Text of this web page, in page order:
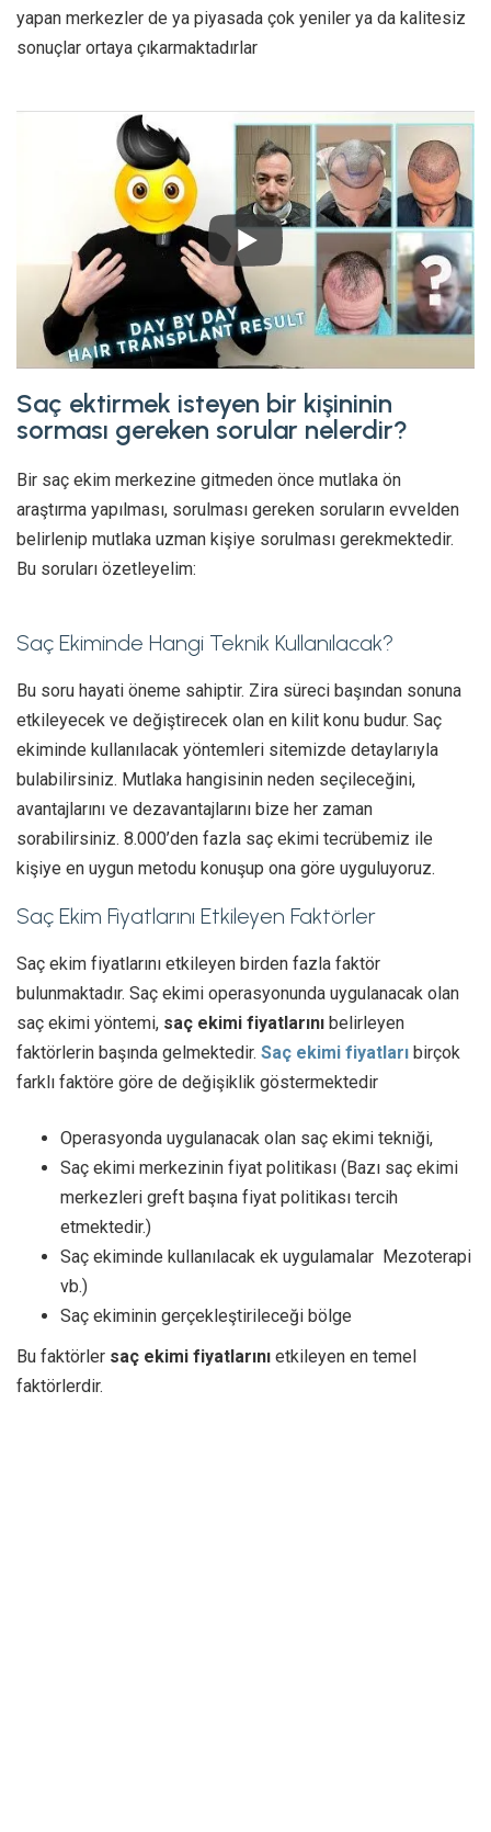
yapan merkezler de ya piyasada çok yeniler ya da kalitesiz
sonuçlar ortaya çıkarmaktadırlar
Saç ektirmek isteyen bir kişininin
sorması gereken sorular nelerdir?
Bir saç ekim merkezine gitmeden önce mutlaka ön
araştırma yapılması, sorulması gereken soruların evvelden
belirlenip mutlaka uzman kişiye sorulması gerekmektedir.
Bu soruları özetleyelim:
Saç Ekiminde Hangi Teknik Kullanılacak?
Bu soru hayati öneme sahiptir. Zira süreci başından sonuna
etkileyecek ve değiştirecek olan en kilit konu budur. Saç
ekiminde kullanılacak yöntemleri sitemizde detaylarıyla
bulabilirsiniz. Mutlaka hangisinin neden seçileceğini,
avantajlarını ve dezavantajlarını bize her zaman
sorabilirsiniz. 8.000’den fazla saç ekimi tecrübemiz ile
kişiye en uygun metodu konuşup ona göre uyguluyoruz.
Saç Ekim Fiyatlarını Etkileyen Faktörler
Saç ekim fiyatlarını etkileyen birden fazla faktör
bulunmaktadır. Saç ekimi operasyonunda uygulanacak olan
saç ekimi yöntemi, saç ekimi fiyatlarını belirleyen
faktörlerin başında gelmektedir. Saç ekimi fiyatları birçok
farklı faktöre göre de değişiklik göstermektedir
Operasyonda uygulanacak olan saç ekimi tekniği,
Saç ekimi merkezinin fiyat politikası (Bazı saç ekimi
merkezleri greft başına fiyat politikası tercih
etmektedir.)
Saç ekiminde kullanılacak ek uygulamalar Mezoterapi
vb.)
Saç ekiminin gerçekleştirileceği bölge
Bu faktörler saç ekimi fiyatlarını etkileyen en temel
faktörlerdir.